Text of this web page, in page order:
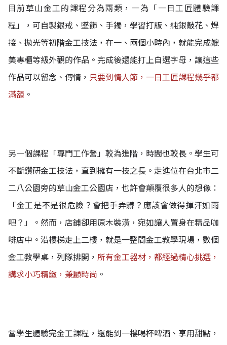
目前草山金工的課程分為兩類，一為「一日工匠體驗課
程」，可自製銀戒、墜飾、手鐲，學習打版、純銀敲花、焊
接、拋光等初階金工技法，在一、兩個小時內，就能完成媲
美專櫃等級外觀的作品。 完成後還能打上自選字母，讓這些
作品可以留念、傳情， 只要到情人節，一日工匠課程幾乎都
滿額 。
另一個課程「專門工作營」較為進階，時間也較長。學生可
不斷鑽研金工技法，直到擁有一技之長。 走進位在台北市二
二八公園旁的草山金工公園店，也許會顛覆很多人的想像：
「金工是不是很危險？會把手弄髒？應該會做得揮汗如雨
吧？」。 然而，店鋪卻用原木裝潢，宛如讓人置身在精品咖
啡店中。沿樓梯走上二樓，就是一整間金工教學現場，數個
金工教學桌，列隊排開， 所有金工器材，都經過精心挑選，
講求小巧精緻，兼顧時尚 。
當學生體驗完金工課程，還能到一樓喝杯啤酒、享用甜點，